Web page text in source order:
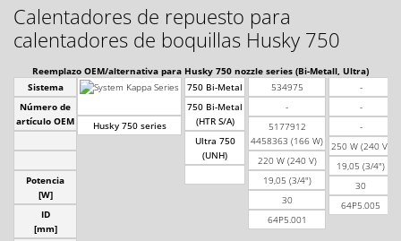
Calentadores de repuesto para
calentadores de boquillas Husky 750
Reemplazo OEM/alternativa para Husky 750 nozzle series (Bi-Metall, Ultra)
Sistema
Número de
artículo OEM
Potencia
[W]
ID
[mm]
Husky 750 series
750 Bi-Metal
750 Bi-Metal
(HTR S/A)
Ultra 750
(UNH)
534975
-
5177912
4458363 (166 W)
220 W (240 V)
19,05 (3/4")
30
64P5.001
-
-
-
250 W (240 V)
19,05 (3/4")
30
64P5.005